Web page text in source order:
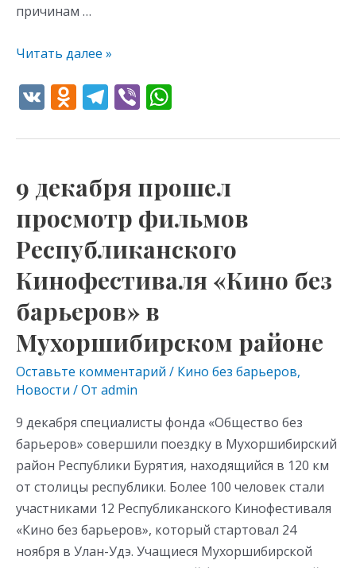
причинам …
Читать далее »
V O
n
o
kl
as
s
ni
ki
T
e
a
m
Vi
er at
A
p
p
9 декабря прошел
просмотр фильмов
Республиканского
Кинофестиваля «Кино без
барьеров» в
Мухоршибирском районе
Оставьте комментарий / Кино без барьеров,
Новости / От admin
9 декабря специалисты фонда «Общество без
барьеров» совершили поездку в Мухоршибирский
район Республики Бурятия, находящийся в 120 км
от столицы республики. Более 100 человек стали
участниками 12 Республиканского Кинофестиваля
«Кино без барьеров», который стартовал 24
ноября в Улан-Удэ. Учащиеся Мухоршибирской
9
декабря
прошел
просмотр
фильмов
Республиканского
Кинофестиваля
«Кино
без
барьеров»
в
Мухоршибирском
районе